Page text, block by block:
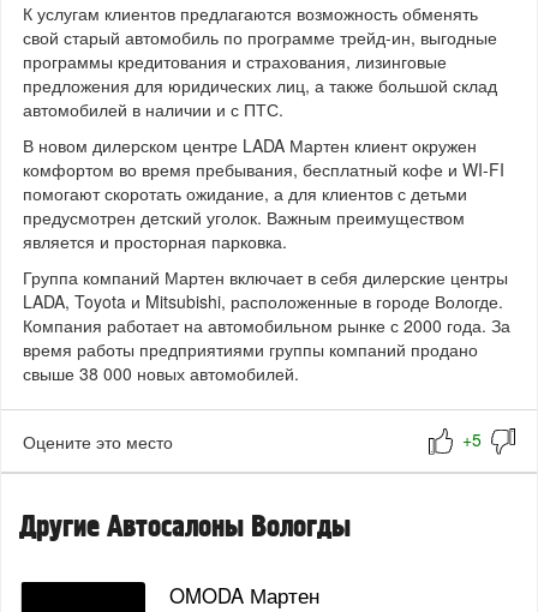
К услугам клиентов предлагаются возможность обменять
свой старый автомобиль по программе трейд-ин, выгодные
программы кредитования и страхования, лизинговые
предложения для юридических лиц, а также большой склад
автомобилей в наличии и с ПТС.
В новом дилерском центре LADA Мартен клиент окружен
комфортом во время пребывания, бесплатный кофе и WI-FI
помогают скоротать ожидание, а для клиентов с детьми
предусмотрен детский уголок. Важным преимуществом
является и просторная парковка.
Группа компаний Мартен включает в себя дилерские центры
LADA, Toyota и Mitsubishi, расположенные в городе Вологде.
Компания работает на автомобильном рынке с 2000 года. За
время работы предприятиями группы компаний продано
свыше 38 000 новых автомобилей.
Оцените это место
Другие Автосалоны Вологды
OMODA Мартен